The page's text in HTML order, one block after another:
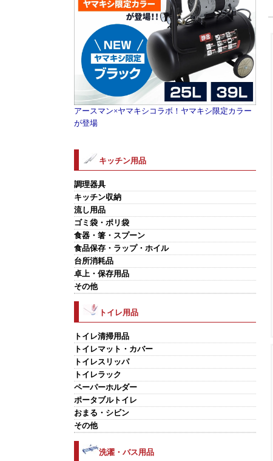
アースマン×ヤマキシコラボ！ヤマキシ限定カラー
が登場
キッチン用品
調理器具
キッチン収納
流し用品
ゴミ袋・ポリ袋
食器・箸・スプーン
食品保存・ラップ・ホイル
台所消耗品
卓上・保存用品
その他
トイレ用品
トイレ清掃用品
トイレマット・カバー
トイレスリッパ
トイレラック
ペーパーホルダー
ポータブルトイレ
おまる・シビン
その他
洗濯・バス用品